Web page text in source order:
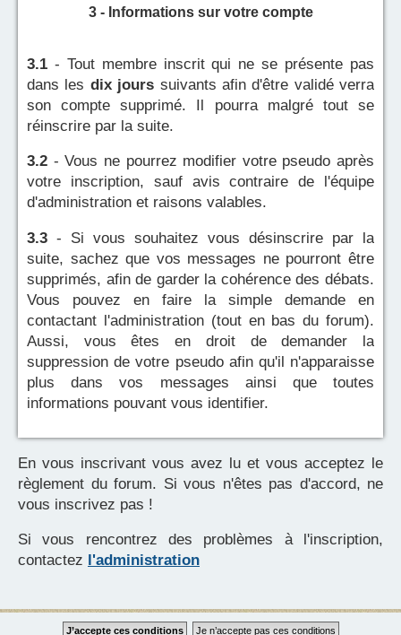
3 - Informations sur votre compte
3.1 - Tout membre inscrit qui ne se présente pas
dans les dix jours suivants afin d'être validé verra
son compte supprimé. Il pourra malgré tout se
réinscrire par la suite.
3.2 - Vous ne pourrez modifier votre pseudo après
votre inscription, sauf avis contraire de l'équipe
d'administration et raisons valables.
3.3 - Si vous souhaitez vous désinscrire par la
suite, sachez que vos messages ne pourront être
supprimés, afin de garder la cohérence des débats.
Vous pouvez en faire la simple demande en
contactant l'administration (tout en bas du forum).
Aussi, vous êtes en droit de demander la
suppression de votre pseudo afin qu'il n'apparaisse
plus dans vos messages ainsi que toutes
informations pouvant vous identifier.
En vous inscrivant vous avez lu et vous acceptez le
règlement du forum. Si vous n'êtes pas d'accord, ne
vous inscrivez pas !
Si vous rencontrez des problèmes à l'inscription,
contactez l'administration